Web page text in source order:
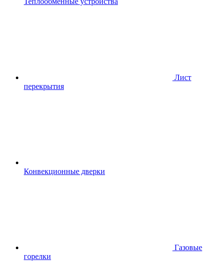
Лист
перекрытия
Конвекционные дверки
Газовые
горелки